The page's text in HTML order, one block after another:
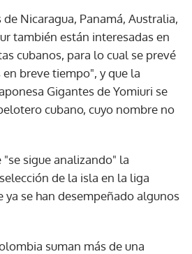
Nicaragua, Panamá, Australia,
también están interesadas en
cubanos, para lo cual se prevé
breve tiempo", y que la
Gigantes de Yomiuri se
cubano, cuyo nombre no
sigue analizando" la
de la isla en la liga
ya se han desempeñado algunos
suman más de una